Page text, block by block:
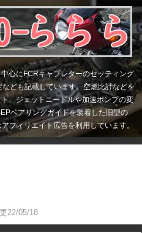
心にFCRキャブレターのセッティング
ども記載しています。空燃比計などを
、ジェットニードルや加速ポンプの変
ベアリングガイドを装着した旧型の
フィリエイト広告を利用しています。
22/05/18